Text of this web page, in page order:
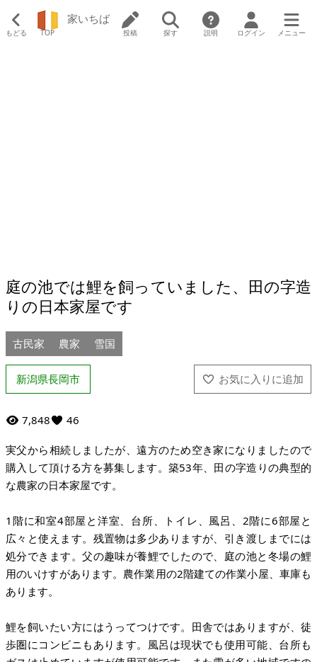
もどる TOP
家いちば
投稿 探す 説明 ログイン メニュー
庭の池では鯉を飼っていました、田の字造
りの日本家屋です
古民家 農家 雪国
新潟県長岡市
7,848 46
実父から相続しましたが、遠方のため空き家になりましたので
購入して頂ける方を募集します。築53年、田の字造りの典型的
な農家の日本家屋です。
1階に和室4部屋と洋室、台所、トイレ、風呂、2階に6部屋と
広々と使えます。残置物は多少ありますが、引き渡しまでには
処分できます。父の趣味が養鯉でしたので、庭の池と冬場の鯉
用のいけすがあります。農作業用の2階建ての作業小屋、車庫も
あります。
鯉を飼いたい方にはうってつけです。田舎ではありますが、徒
歩圏にコンビニもあります。風呂は現状でも使用可能、台所も